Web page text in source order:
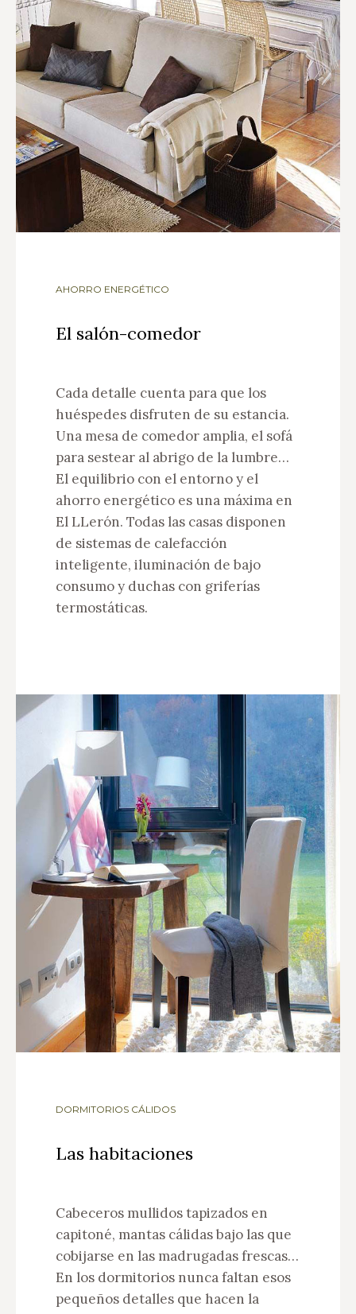
AHORRO ENERGÉTICO
El salón-comedor
Cada detalle cuenta para que los
huéspedes disfruten de su estancia.
Una mesa de comedor amplia, el sofá
para sestear al abrigo de la lumbre…
El equilibrio con el entorno y el
ahorro energético es una máxima en
El LLerón. Todas las casas disponen
de sistemas de calefacción
inteligente, iluminación de bajo
consumo y duchas con griferías
termostáticas.
DORMITORIOS CÁLIDOS
Las habitaciones
Cabeceros mullidos tapizados en
capitoné, mantas cálidas bajo las que
cobijarse en las madrugadas frescas…
En los dormitorios nunca faltan esos
pequeños detalles que hacen la